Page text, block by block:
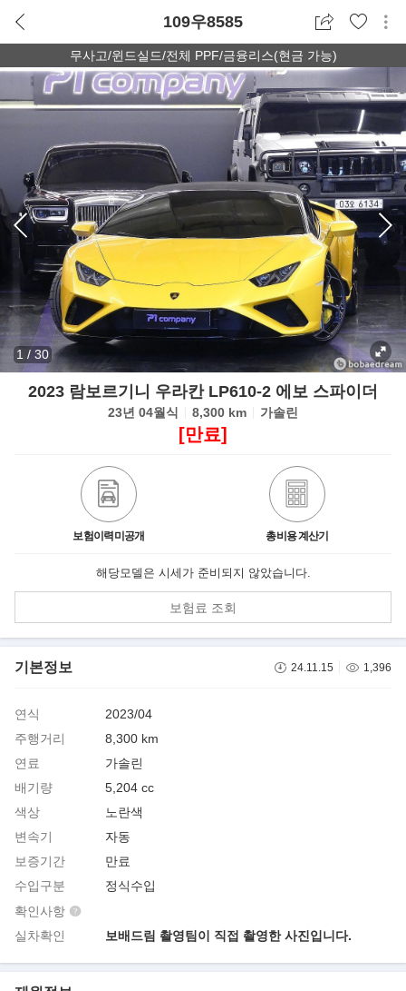
109우8585
무사고/윈드실드/전체 PPF/금융리스(현금 가능)
1 / 30
2023 람보르기니 우라칸 LP610-2 에보 스파이더
23년 04월식 8,300 km 가솔린
[만료]
보험이력미공개 총비용 계산기
해당모델은 시세가 준비되지 않았습니다.
보험료 조회
기본정보 24.11.15 1,396
연식
2023/04
주행거리
8,300 km
연료
가솔린
배기량
5,204 cc
색상
노란색
변속기
자동
보증기간
만료
수입구분
정식수입
확인사항
실차확인
보배드림 촬영팀이 직접 촬영한 사진입니다.